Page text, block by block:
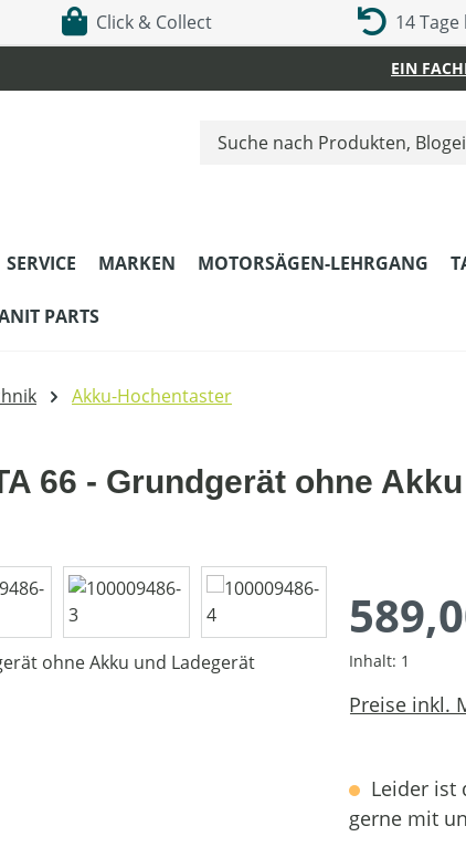
Click & Collect 14 Tage
EIN
SERVICE MARKEN MOTORSÄGEN-LEHRGANG
PARTS
Akku-Hochentaster
66 - Grundgerät ohne
Inhalt: 1
Preise inkl.
Leider ist
gerne mit